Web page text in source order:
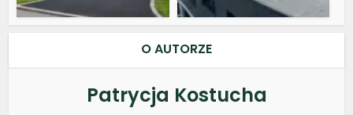
O AUTORZE
Patrycja Kostucha